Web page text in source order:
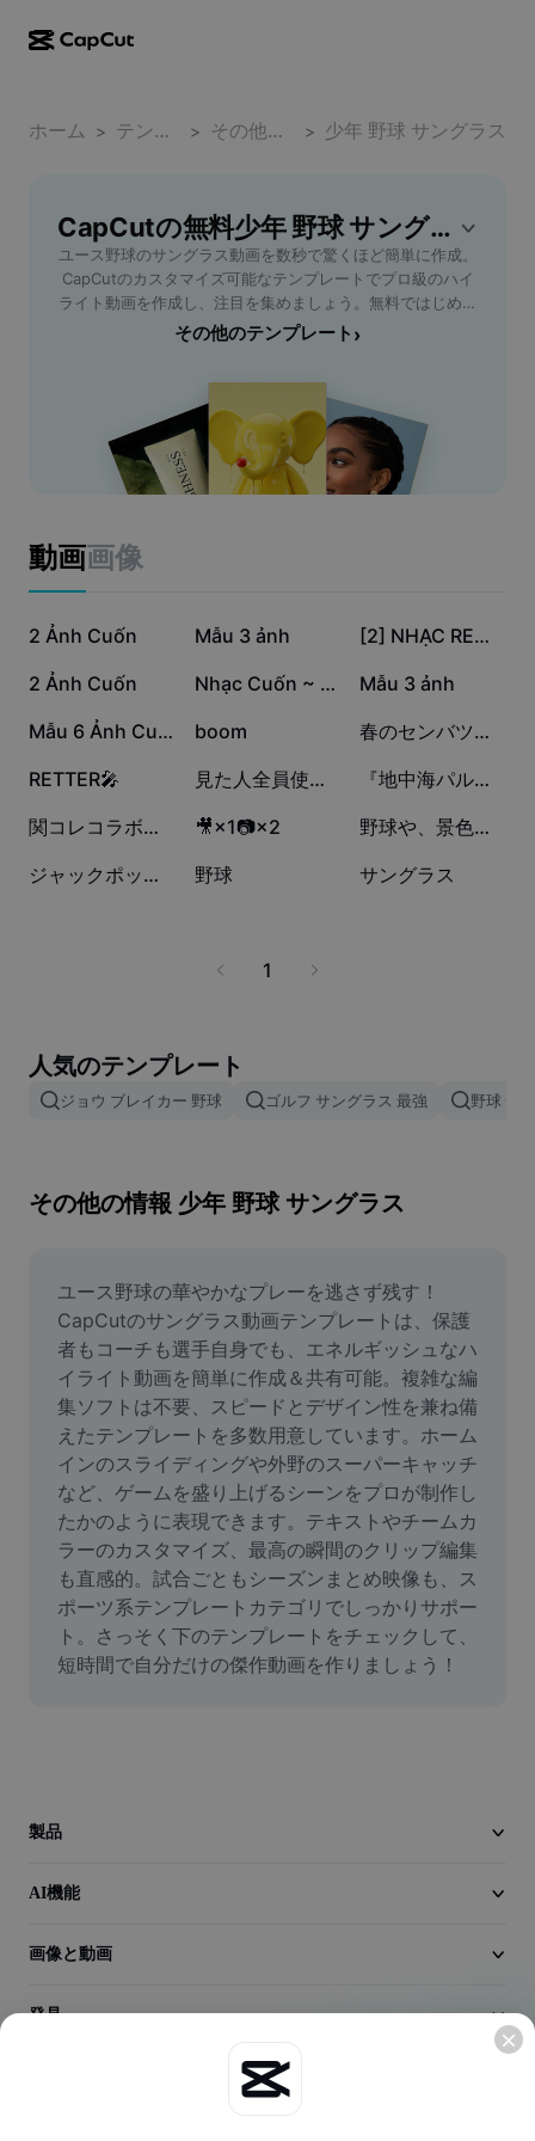
CapCutデスクトップ
CapCut Pad
CapCutモバイル
動画スタジオ
AI動画ジェネレーター
AI画像ジェネレーター
Dreamina Seedance 2.5
Nano Banana Pro
キャプションテンプレート
画像背景削除
画像補正ツール
オンライン写真エディター
ミームジェネレーター
AI Text Remover
AI People Remover
AI Inpainting
Face Cutout
動画
動画背景削除
動画のトリミング
動画エディター＆ジェネレーター
画像エディター＆ジェネレーター
音声ジェネレーター＆エディター
ユースケース
マーケティング
その他
その他
ソーシャルメディアのテンプレート
その他
カレンダーのテンプレート
アニバーサリーのテンプレート
エフェクトのテンプレート
産業のテンプレート
振り返りのテンプレート
取り組み
アフィリエイト
パイオニアプログラム
クリエイティブパートナープログラム
CapCutクリエイティブキャンパス
トラストセンター
ヘルプセンター
ニュースルーム
CapCutの利用規約について
Dreamina Seedance 2.0 Launch
ホーム > テンプレート > その他のスポーツ > 少年 野球 サングラス
CapCutの無料少年 野球 サングラステンプレート
ユース野球のサングラス動画を数秒で驚くほど簡単に作成。
CapCutのカスタマイズ可能なテンプレートでプロ級のハイ
ライト動画を作成し、注目を集めましょう。無料ではじめて
差をつけよう！
その他のテンプレート ›
動画画像
43.6万
2 Ảnh Cuốn 19.9万
Mẫu 3 ảnh 17.5万 [2] NHẠC REMIX CUỐN
15.8万
2 Ảnh Cuốn 9.2万 Nhạc Cuốn ~ EMCTTD 4.6万
Mẫu 3 ảnh
4.1万 Mẫu 6 Ảnh Cuốn 1.1万
boom 1588 春のセンバツを応援しよう！
1124
RETTER🎤 1103 見た人全員使ってバズらせてこう🔥 645 『地中海パルクール』
515 関コレコラボフレーム 26AW 218
🎥×1📷×2 12 野球や、景色用に！
7 ジャックポット🎰 2
野球 0
サングラス
1
人気のテンプレート
ジョウ ブレイカー 野球 ゴルフ サングラス 最強 野球 サ
その他の情報 少年 野球 サングラス
ユース野球の華やかなプレーを逃さず残す！
CapCutのサングラス動画テンプレートは、保護
者もコーチも選手自身でも、エネルギッシュなハ
イライト動画を簡単に作成＆共有可能。複雑な編
集ソフトは不要、スピードとデザイン性を兼ね備
えたテンプレートを多数用意しています。ホーム
インのスライディングや外野のスーパーキャッチ
など、ゲームを盛り上げるシーンをプロが制作し
たかのように表現できます。テキストやチームカ
ラーのカスタマイズ、最高の瞬間のクリップ編集
も直感的。試合ごともシーズンまとめ映像も、ス
ポーツ系テンプレートカテゴリでしっかりサポー
ト。さっそく下のテンプレートをチェックして、
短時間で自分だけの傑作動画を作りましょう！
製品
AI機能
画像と動画
発見